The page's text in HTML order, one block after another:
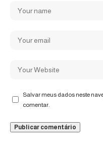
Salvar meus dados neste
comentar.